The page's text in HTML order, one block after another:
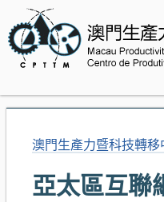
澳門生產力暨科技轉移
亞太區互聯